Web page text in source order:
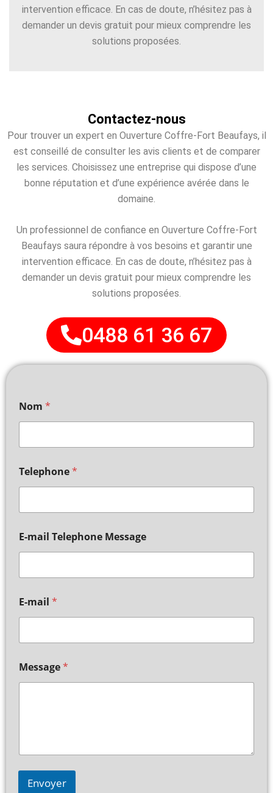
intervention efficace. En cas de doute, n’hésitez pas à
demander un devis gratuit pour mieux comprendre les
solutions proposées.
Contactez-nous
Pour trouver un expert en Ouverture Coffre-Fort Beaufays, il
est conseillé de consulter les avis clients et de comparer
les services. Choisissez une entreprise qui dispose d’une
bonne réputation et d’une expérience avérée dans le
domaine.
Un professionnel de confiance en Ouverture Coffre-Fort
Beaufays saura répondre à vos besoins et garantir une
intervention efficace. En cas de doute, n’hésitez pas à
demander un devis gratuit pour mieux comprendre les
solutions proposées.
0488 61 36 67
Nom *
Telephone*
E-mail Telephone Message
E-mail *
Message*
Envoyer